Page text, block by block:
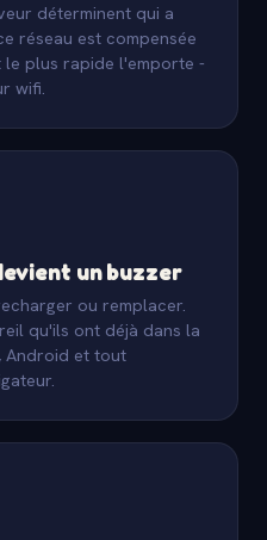
déterminent qui a
réseau est compensée
plus rapide l'emporte -
wifi.
un buzzer
ou remplacer.
qu'ils ont déjà dans la
Android et tout